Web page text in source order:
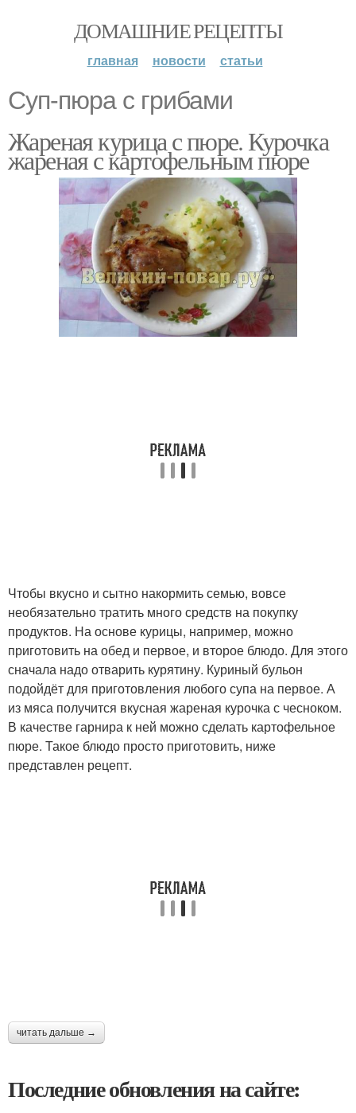
ДОМАШНИЕ РЕЦЕПТЫ
главная новости статьи
Суп-пюра с грибами
Жареная курица с пюре. Курочка
жареная с картофельным пюре
Чтобы вкусно и сытно накормить семью, вовсе
необязательно тратить много средств на покупку
продуктов. На основе курицы, например, можно
приготовить на обед и первое, и второе блюдо. Для этого
сначала надо отварить курятину. Куриный бульон
подойдёт для приготовления любого супа на первое. А
из мяса получится вкусная жареная курочка с чесноком.
В качестве гарнира к ней можно сделать картофельное
пюре. Такое блюдо просто приготовить, ниже
представлен рецепт.
читать дальше →
Последние обновления на сайте: